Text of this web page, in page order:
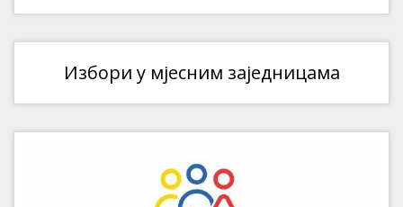
Избори у мјесним заједницама